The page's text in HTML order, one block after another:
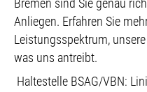
Bremen sind Sie genau
Anliegen. Erfahren Sie
Leistungsspektrum,
was uns antreibt.
Haltestelle BSAG/VBN: